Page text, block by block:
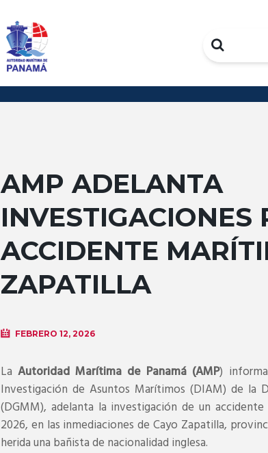
Search
AMP ADELANTA
INVESTIGACIONES
ACCIDENTE
ZAPATILLA
FEBRERO 12, 2026
LaAutoridad Marítima de Panamá (AMP)
Investigación de Asuntos Marítimos (DIAM) de la
(DGMM), adelanta la investigación de un
2026, en las inmediaciones de Cayo Zapatilla,
herida una bañista de nacionalidad inglesa.